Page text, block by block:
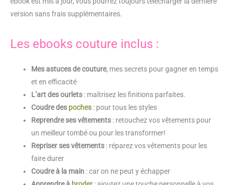
version sans frais supplémentaires.
Les ebooks couture inclus :
Mes astuces de couture, mes secrets pour gagner en temps
et en efficacité
L’art des ourlets : maîtrisez les finitions parfaites.
Coudre des poches : pour tous les styles
Reprendre ses vêtements : retouchez vos vêtements pour
un meilleur tombé ou pour les transformer!
Repriser ses vêtements : réparez vos vêtements pour les
faire durer
Coudre à la main : car on ne peut y échapper